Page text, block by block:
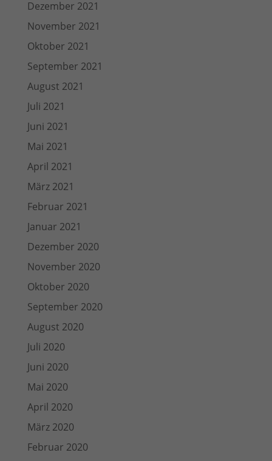
Dezember 2021
November 2021
Oktober 2021
September 2021
August 2021
Juli 2021
Juni 2021
Mai 2021
April 2021
März 2021
Februar 2021
Januar 2021
Dezember 2020
November 2020
Oktober 2020
September 2020
August 2020
Juli 2020
Juni 2020
Mai 2020
April 2020
März 2020
Februar 2020